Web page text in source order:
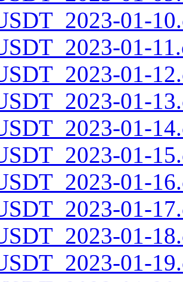
01-
01-
01-
01-
01-
01-
01-
01-
01-
01-